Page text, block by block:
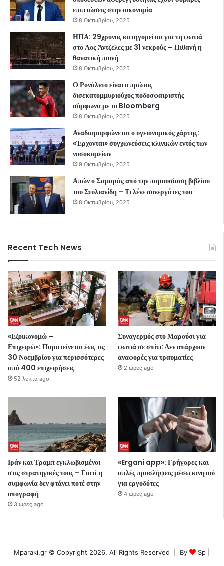
επιπτώσεις στην οικονομία
8 Οκτωβρίου, 2025
ΗΠΑ: 29χρονος κατηγορείται για τη φωτιά
στο Λος Άντζελες με 31 νεκρούς – Πιθανή η
θανατική ποινή
8 Οκτωβρίου, 2025
Ο Ρονάλντο είναι ο πρώτος
δισεκατομμυριούχος ποδοσφαιριστής
σύμφωνα με το Bloomberg
8 Οκτωβρίου, 2025
Αναδιαμορφώνεται ο υγειονομικός χάρτης:
«Έρχονται» συγχωνεύσεις κλινικών εντός των
νοσοκομείων
9 Οκτωβρίου, 2025
Απών ο Σαμαράς από την παρουσίαση βιβλίου
του Στυλιανίδη – Τι λένε συνεργάτες του
8 Οκτωβρίου, 2025
Recent Tech News
«Εξοικονομώ –
Επιχειρώ»: Παρατείνεται έως τις
30 Νοεμβρίου για περισσότερες
από 400 επιχειρήσεις
52 λεπτά ago
Συναγερμός στο Μαρούσι για
φωτιά σε σπίτι: Δεν υπάρχουν
αναφορές για τραυματίες
2 ώρες ago
Ιράν και Τραμπ εγκλωβισμένοι
στις στρατηγικές τους – Γιατί η
συμφωνία δεν φτάνει ποτέ στην
υπογραφή
3 ώρες ago
«Ergani app»: Γρήγορες και
απλές προσλήψεις μέσω κινητού
για εργοδότες
4 ώρες ago
Mparaki.gr © Copyright 2026, All Rights Reserved | By Sp